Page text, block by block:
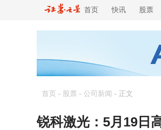
首页 快讯 股票
首页 - 股票 - 公司新闻 - 正文
锐科激光：5月19日